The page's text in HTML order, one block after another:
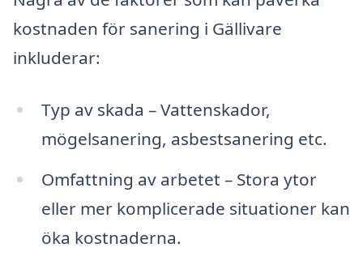
kostnaden för sanering i Gällivare
inkluderar:
Typ av skada – Vattenskador,
mögelsanering, asbestsanering etc.
Omfattning av arbetet – Stora ytor
eller mer komplicerade situationer kan
öka kostnaderna.